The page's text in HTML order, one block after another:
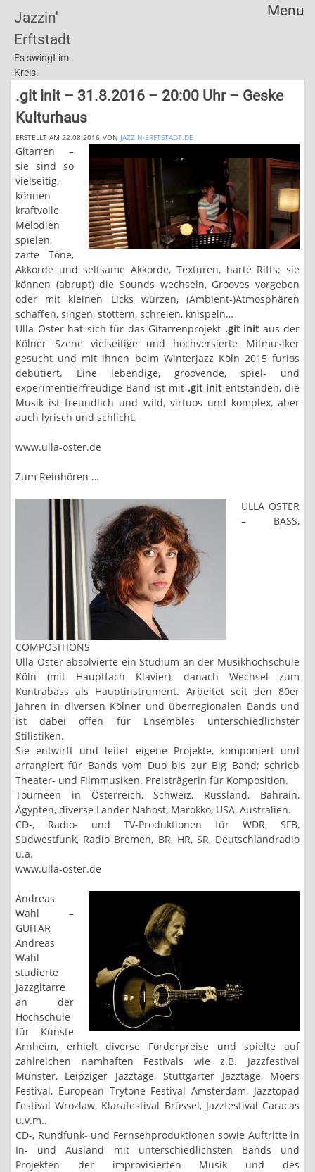
Jazzin'
Erftstadt
Es swingt im
Kreis.
Menu
.git init – 31.8.2016 – 20:00 Uhr – Geske
Kulturhaus
ERSTELLT AM 22.08.2016 VON JAZZIN-ERFTSTADT.DE
Gitarren –
sie sind so
vielseitig,
können
kraftvolle
Melodien
spielen,
zarte Töne,
Akkorde und seltsame Akkorde, Texturen, harte Riffs; sie
können (abrupt) die Sounds wechseln, Grooves vorgeben
oder mit kleinen Licks würzen, (Ambient-)Atmosphären
schaffen, singen, stottern, schreien, knispeln…
Ulla Oster hat sich für das Gitarrenprojekt .git initaus der
Kölner Szene vielseitige und hochversierte Mitmusiker
gesucht und mit ihnen beim Winterjazz Köln 2015 furios
debütiert. Eine lebendige, groovende, spiel- und
experimentierfreudige Band ist mit .git initentstanden, die
Musik ist freundlich und wild, virtuos und komplex, aber
auch lyrisch und schlicht.
www.ulla-oster.de
Zum Reinhören …
ULLA OSTER
– BASS,
COMPOSITIONS
Ulla Oster absolvierte ein Studium an der Musikhochschule
Köln (mit Hauptfach Klavier), danach Wechsel zum
Kontrabass als Hauptinstrument. Arbeitet seit den 80er
Jahren in diversen Kölner und überregionalen Bands und
ist dabei offen für Ensembles unterschiedlichster
Stilistiken.
Sie entwirft und leitet eigene Projekte, komponiert und
arrangiert für Bands vom Duo bis zur Big Band; schrieb
Theater- und Filmmusiken. Preisträgerin für Komposition.
Tourneen in Österreich, Schweiz, Russland, Bahrain,
Ägypten, diverse Länder Nahost, Marokko, USA, Australien.
CD-, Radio- und TV-Produktionen für WDR, SFB,
Südwestfunk, Radio Bremen, BR, HR, SR, Deutschlandradio
u.a.
www.ulla-oster.de
Andreas
Wahl –
GUITAR
Andreas
Wahl
studierte
Jazzgitarre
an der
Hochschule
für Künste
Arnheim, erhielt diverse Förderpreise und spielte auf
zahlreichen namhaften Festivals wie z.B. Jazzfestival
Münster, Leipziger Jazztage, Stuttgarter Jazztage, Moers
Festival, European Trytone Festival Amsterdam, Jazztopad
Festival Wrozlaw, Klarafestival Brüssel, Jazzfestival Caracas
u.v.m..
CD-, Rundfunk- und Fernsehproduktionen sowie Auftritte in
In- und Ausland mit unterschiedlichsten Bands und
Projekten der improvisierten Musik und des